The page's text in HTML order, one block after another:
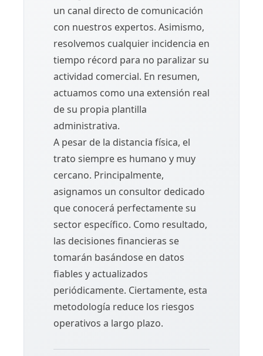
un canal directo de comunicación
con nuestros expertos. Asimismo,
resolvemos cualquier incidencia en
tiempo récord para no paralizar su
actividad comercial. En resumen,
actuamos como una extensión real
de su propia plantilla
administrativa.
A pesar de la distancia física, el
trato siempre es humano y muy
cercano. Principalmente,
asignamos un consultor dedicado
que conocerá perfectamente su
sector específico. Como resultado,
las decisiones financieras se
tomarán basándose en datos
fiables y actualizados
periódicamente. Ciertamente, esta
metodología reduce los riesgos
operativos a largo plazo.